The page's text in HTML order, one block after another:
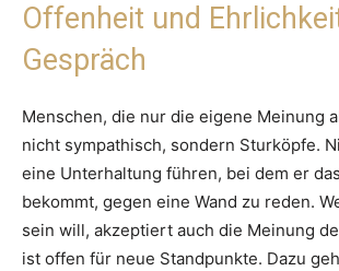
Offenheit und
Gespräch
Menschen, die nur die eigene Meinung
nicht sympathisch, sondern Sturköpfe.
eine Unterhaltung führen, bei dem er
bekommt, gegen eine Wand zu reden.
sein will, akzeptiert auch die Meinung
ist offen für neue Standpunkte. Dazu